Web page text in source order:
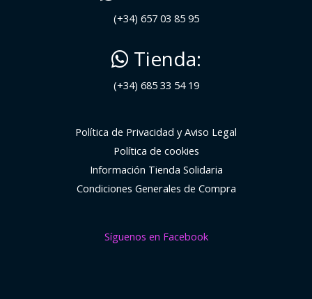
(+34) 657 03 85 95
Tienda:
(+34) 685 33 54 19
Política de Privacidad y Aviso Legal
Política de cookies
Información Tienda Solidaria
Condiciones Generales de Compra
Síguenos en Facebook